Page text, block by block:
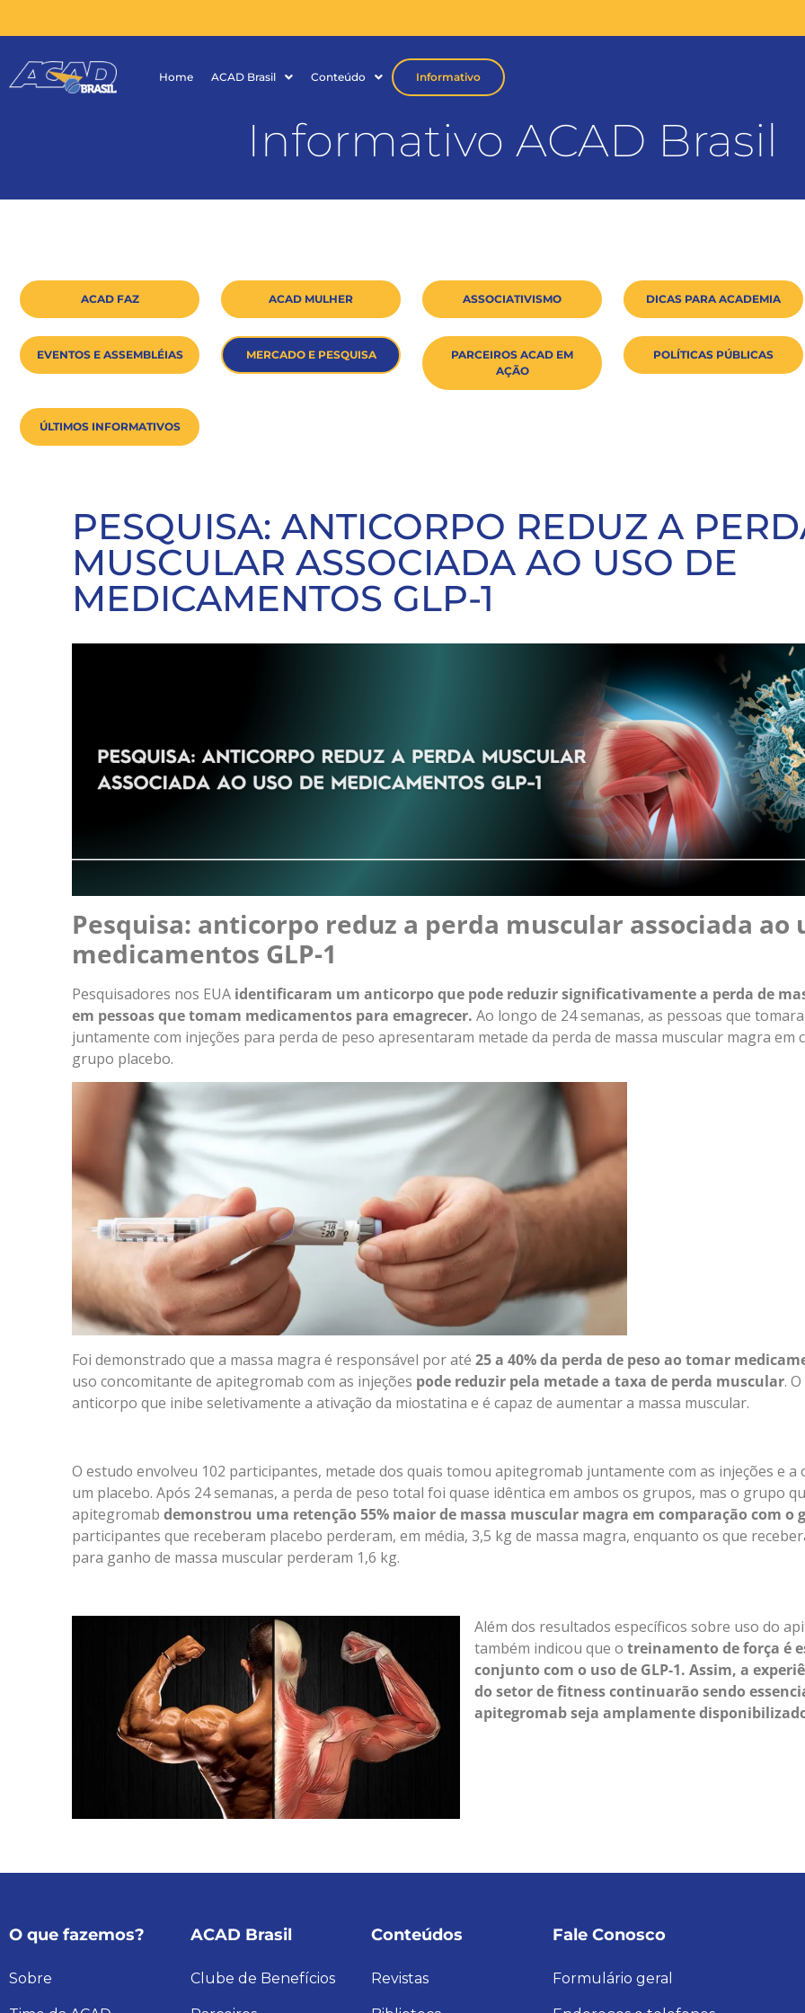
Home ACAD Brasil Conteúdo Informativo
Informativo ACAD Brasil
ACAD FAZ ACAD MULHER ASSOCIATIVISMO DICAS PARA ACADEMIA
EVENTOS E ASSEMBLÉIAS MERCADO E PESQUISA
PARCEIROS ACAD EM
AÇÃO
POLÍTICAS PÚBLICAS
ÚLTIMOS INFORMATIVOS
PESQUISA: ANTICORPO REDUZ A
MUSCULAR ASSOCIADA AO USO DE
MEDICAMENTOS GLP-1
Pesquisa: anticorpo reduz a perda muscular associada ao
medicamentos GLP-1
Pesquisadores nos EUA identificaram um anticorpo que pode reduzir significativamente a perda de
em pessoas que tomam medicamentos para emagrecer. Ao longo de 24 semanas, as pessoas que
juntamente com injeções para perda de peso apresentaram metade da perda de massa muscular magra em
grupo placebo.
Foi demonstrado que a massa magra é responsável por até 25 a 40% da perda de peso ao tomar
uso concomitante de apitegromab com as injeções pode reduzir pela metade a taxa de perda muscular.
anticorpo que inibe seletivamente a ativação da miostatina e é capaz de aumentar a massa muscular.
O estudo envolveu 102 participantes, metade dos quais tomou apitegromab juntamente com as injeções e
um placebo. Após 24 semanas, a perda de peso total foi quase idêntica em ambos os grupos, mas o grupo
apitegromab demonstrou uma retenção 55% maior de massa muscular magra em comparação com o
participantes que receberam placebo perderam, em média, 3,5 kg de massa magra, enquanto os que
para ganho de massa muscular perderam 1,6 kg.
Além dos resultados específicos sobre uso do
também indicou que o treinamento de força é
conjunto com o uso de GLP-1. Assim, a
do setor de fitness continuarão sendo
apitegromab seja amplamente
O que fazemos?
Sobre
ACAD Brasil
Clube de Benefícios
Conteúdos
Revistas
Fale Conosco
Formulário geral